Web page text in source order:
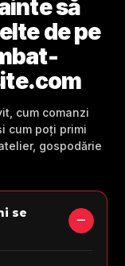
să
de pe
cum comanzi
cum poți primi
gospodărie
se